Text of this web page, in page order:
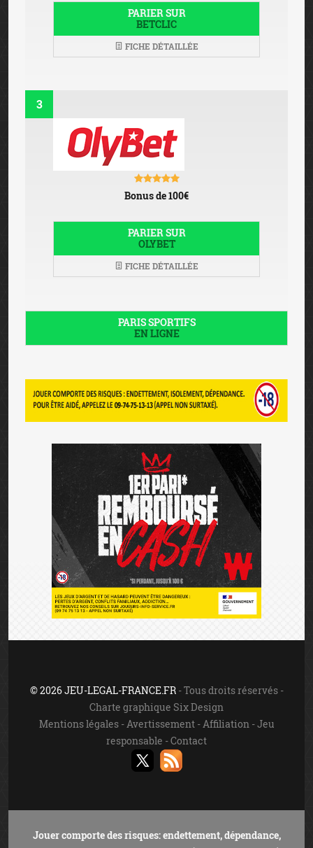
PARIER SUR
BETCLIC
FICHE DÉTAILLÉE
3
Bonus de 100€
PARIER SUR
OLYBET
FICHE DÉTAILLÉE
PARIS SPORTIFS
EN LIGNE
© 2026 JEU-LEGAL-FRANCE.FR- Tous droits réservés -
Charte graphique Six Design
Mentions légales- Avertissement- Affiliation -Jeu
responsable -Contact
Jouer comporte des risques: endettement, dépendance,